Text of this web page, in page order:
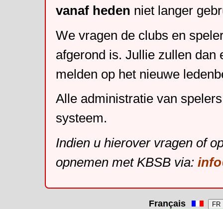
vanaf heden niet langer
We vragen de clubs en
afgerond is. Jullie zullen dan
melden op het nieuwe
Alle administratie van
systeem.
Indien u hierover vragen of
opnemen met KBSB via:
Français